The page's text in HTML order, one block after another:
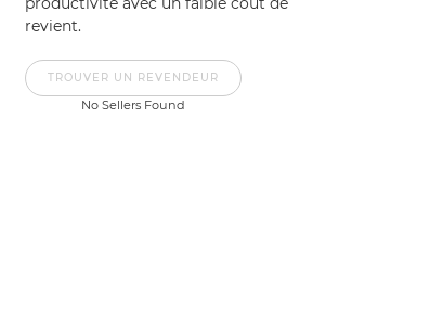
revient.
TROUVER UN REVENDEUR
No Sellers Found